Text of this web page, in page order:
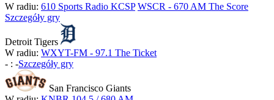
W radiu: 610 Sports Radio KCSP WSCR - 670 AM The Score
Szczegóły gry
Detroit Tigers
W radiu: WXYT-FM - 97.1 The Ticket
- : -Szczegóły gry
San Francisco Giants